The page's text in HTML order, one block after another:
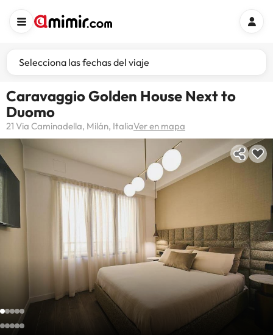
Selecciona las fechas del viaje
Caravaggio Golden House Next to
Duomo
21 Via Caminadella, Milán, ItaliaVer en mapa